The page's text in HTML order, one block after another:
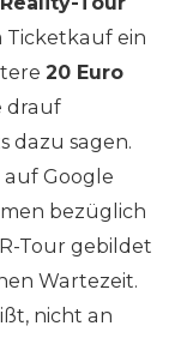
Ticketkauf ein
20 Euro
drauf
dazu sagen.
auf Google
bezüglich
Tour gebildet
Wartezeit.
nicht an